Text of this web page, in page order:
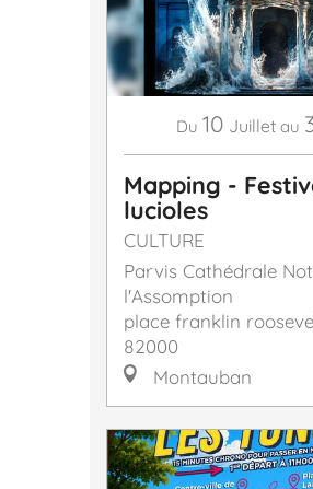
Du 10 Juillet au
Mapping -
lucioles
CULTURE
Parvis Cathédrale
l'Assomption
place franklin
82000
Montauban